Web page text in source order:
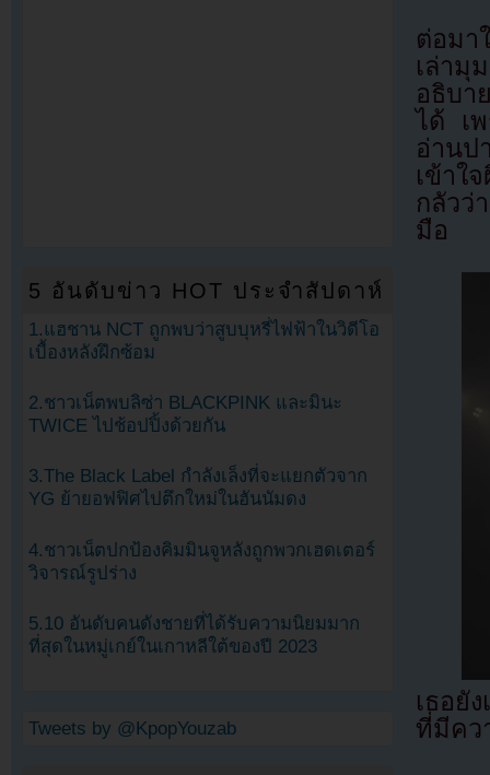
ต่อมา
เล่ามุ
อธิบา
ได้ เพ
อ่านป
เข้าใ
กลัวว่
มือ
เธอยั
ที่มีคว
5 อันดับข่าว HOT ประจำสัปดาห์
1.แฮชาน NCT ถูกพบว่าสูบบุหรี่ไฟฟ้าในวิดีโอ
เบื้องหลังฝึกซ้อม
2.ชาวเน็ตพบลิซ่า BLACKPINK และมินะ
TWICE ไปช้อปปิ้งด้วยกัน
3.The Black Label กำลังเล็งที่จะแยกตัวจาก
YG ย้ายอฟฟิศไปตึกใหม่ในฮันนัมดง
4.ชาวเน็ตปกป้องคิมมินจูหลังถูกพวกเฮดเตอร์
วิจารณ์รูปร่าง
5.10 อันดับคนดังชายที่ได้รับความนิยมมาก
ที่สุดในหมู่เกย์ในเกาหลีใต้ของปี 2023
Tweets by @KpopYouzab